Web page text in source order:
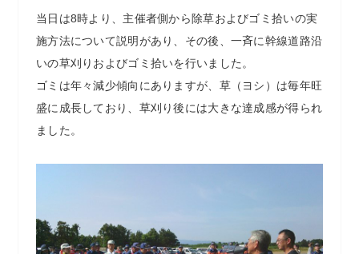
当日は8時より、主催者側から除草およびゴミ拾いの実
施方法について説明があり、その後、一斉に幹線道路沿
いの草刈りおよびゴミ拾いを行いました。
ゴミは年々減少傾向にありますが、草（ヨシ）は毎年旺
盛に成長しており、草刈り後には大きな達成感が得られ
ました。